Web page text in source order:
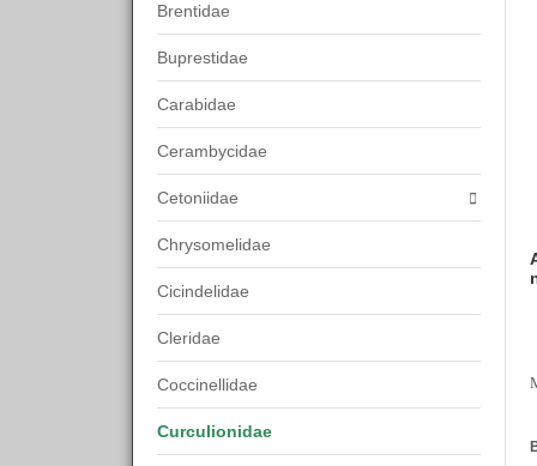
Brentidae
Buprestidae
Carabidae
Cerambycidae
Cetoniidae
Chrysomelidae
Cicindelidae
Cleridae
Coccinellidae
Curculionidae